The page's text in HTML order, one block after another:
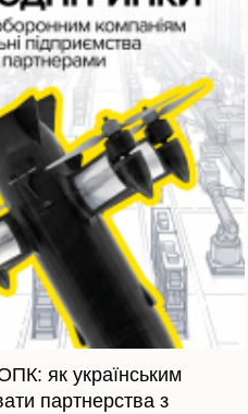
як українським
партнерства з